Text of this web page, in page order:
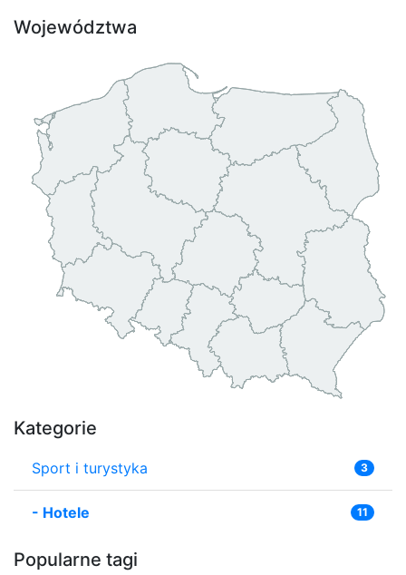
Województwa
Kategorie
Sport i turystyka 3
- Hotele 11
Popularne tagi